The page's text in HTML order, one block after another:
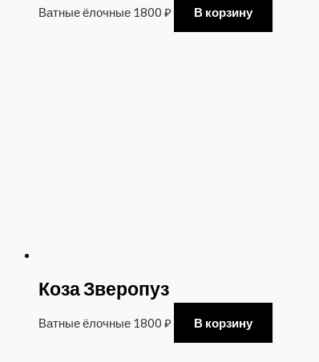
Ватные ёлочные 1800 ₽ В корзину
Коза Зверопуз
Ватные ёлочные 1800 ₽ В корзину